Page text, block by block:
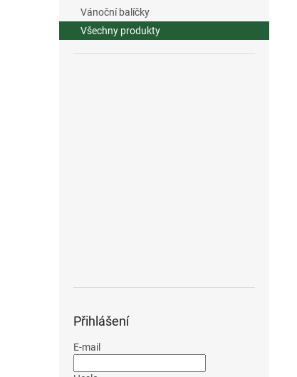
Vánoční balíčky
Všechny produkty
Přihlášení
E-mail